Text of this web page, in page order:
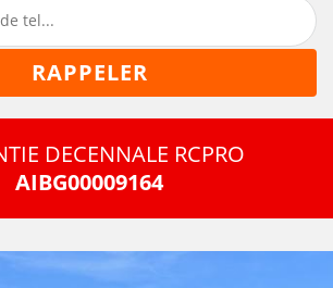
DECENNALE RCPRO
AIBG00009164